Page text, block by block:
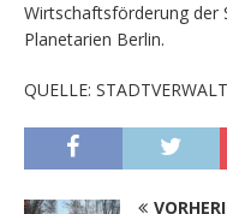
Wirtschaftsförderung der
Planetarien Berlin.
QUELLE: